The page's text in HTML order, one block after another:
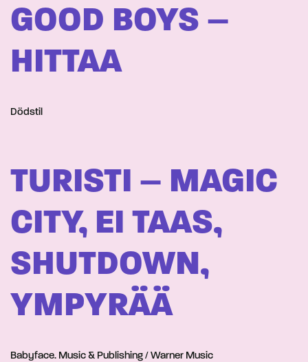
GOOD BOYS –
HITTAA
Dödstil
TURISTI – MAGIC
CITY, EI TAAS,
SHUTDOWN,
YMPYRÄÄ
Babyface. Music & Publishing / Warner Music